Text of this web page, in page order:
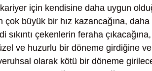
kariyer için kendisine daha uygun
çok büyük bir hız kazancağına,
sıkıntı çekenlerin feraha
ve huzurlu bir döneme girdiğine
olarak kötü bir döneme